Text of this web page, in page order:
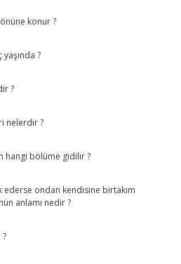
konur ?
yaşında ?
?
nelerdir ?
hangi bölüme gidilir ?
ederse ondan kendisine birtakım
anlamı nedir ?